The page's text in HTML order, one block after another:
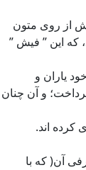
نزدیک به چهار ملیون فیش از روی متون
که این ” فیش ”
یاران و
و آن چنان
اند.
آن( که با